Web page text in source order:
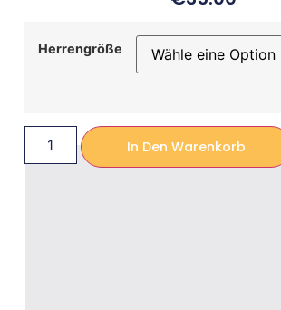
Herrengröße
In Den Warenkorb